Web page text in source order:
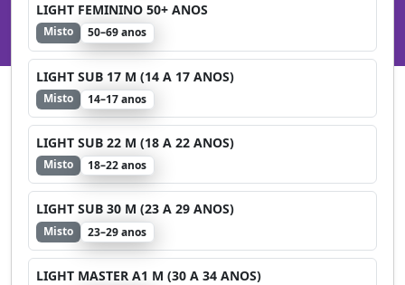
LIGHT FEMININO 50+ ANOS
Misto 50–69 anos
LIGHT SUB 17 M (14 A 17 ANOS)
Misto 14–17 anos
LIGHT SUB 22 M (18 A 22 ANOS)
Misto 18–22 anos
LIGHT SUB 30 M (23 A 29 ANOS)
Misto 23–29 anos
LIGHT MASTER A1 M (30 A 34 ANOS)